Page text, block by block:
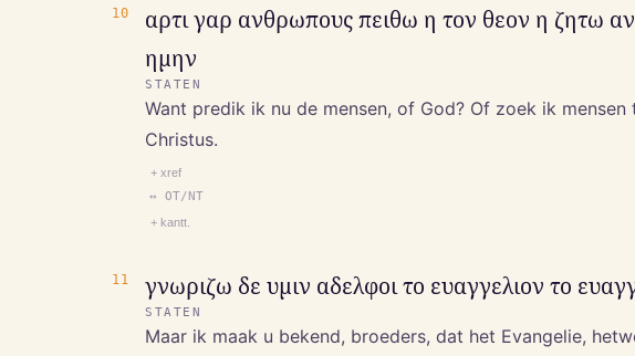
10
αρτι γαρ ανθρωπους πειθω η τον θεον η ζητω
ημην
STATEN
Want predik ik nu de mensen, of God? Of zoek ik
Christus.
+ xref
↔ OT/NT
+ kantt.
11 γνωριζω δε υμιν αδελφοι το ευαγγελιον το
STATEN
Maar ik maak u bekend, broeders, dat het Evangelie,